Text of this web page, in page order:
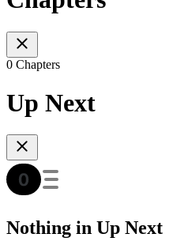
0 Chapters
Up Next
Nothing in Up Next